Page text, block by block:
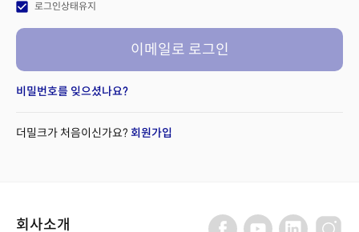
check_box 로그인상태유지
이메일로 로그인
비밀번호를 잊으셨나요?
더밀크가 처음이신가요? 회원가입
회사소개